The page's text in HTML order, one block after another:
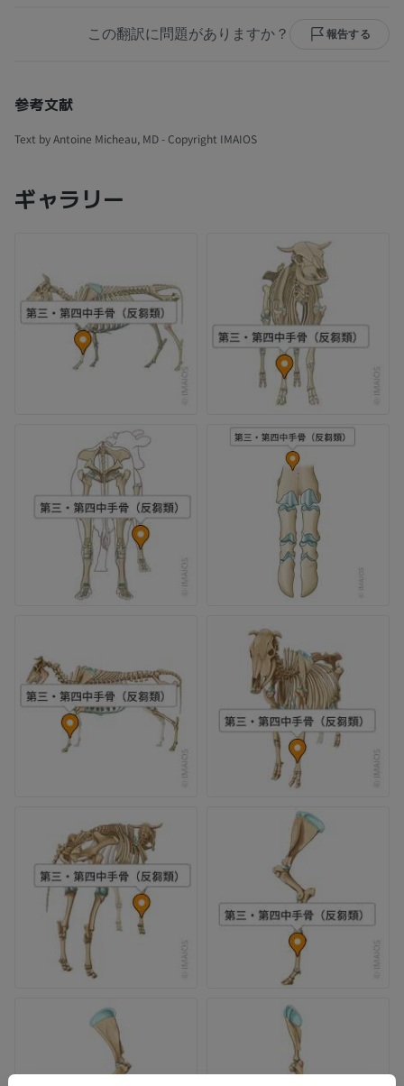
この翻訳に問題がありますか？ 報告する
参考文献
Text by Antoine Micheau, MD - Copyright IMAIOS
ギャラリー